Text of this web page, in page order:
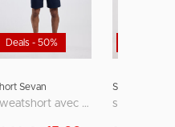
Deals - 50%
Sevan
sweatshort avec poche arrière et broderie
Short Norman